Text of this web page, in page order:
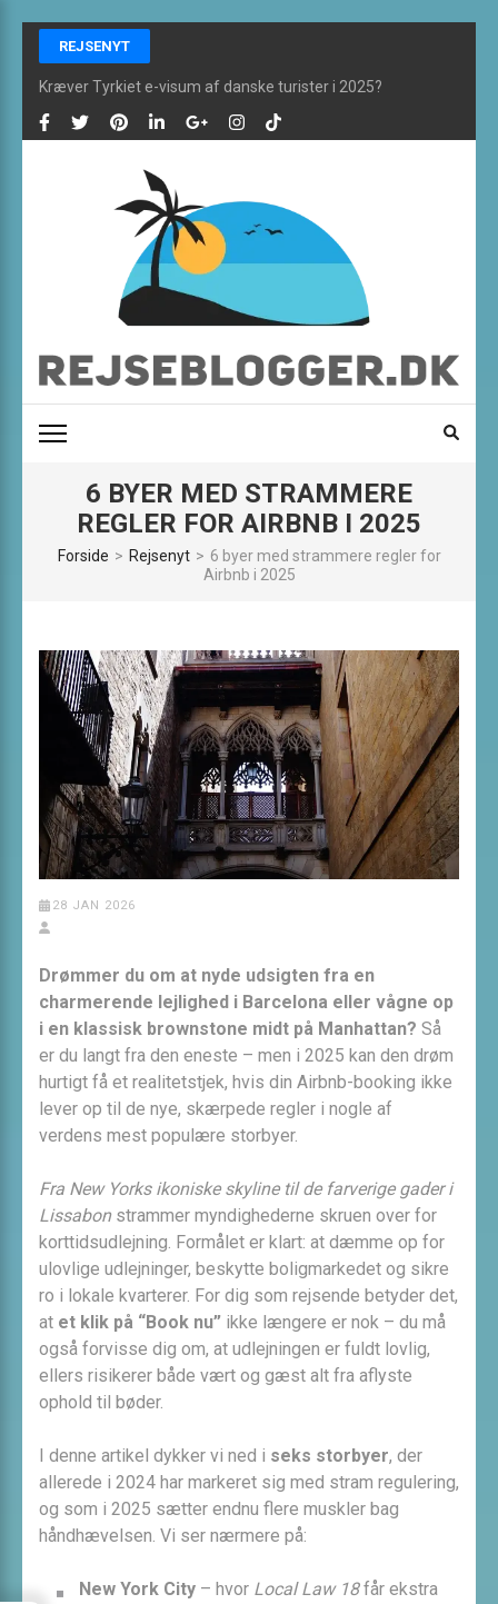
Skip
content
(Press
Enter)
REJSENYT
Kræver Tyrkiet e-visum af danske turister i 2025?
REJSEBLOGGER ONLINE
6 BYER MED STRAMMERE
REGLER FOR AIRBNB I 2025
Forside > Rejsenyt > 6 byer med strammere regler for
Airbnb i 2025
28 JAN 2026
Drømmer du om at nyde udsigten fra en
charmerende lejlighed i Barcelona eller vågne op
i en klassisk brownstone midt på Manhattan? Så
er du langt fra den eneste – men i 2025 kan den drøm
hurtigt få et realitetstjek, hvis din Airbnb-booking ikke
lever op til de nye, skærpede regler i nogle af
verdens mest populære storbyer.
Fra New Yorks ikoniske skyline til de farverige gader i
Lissabonstrammer myndighederne skruen over for
korttidsudlejning. Formålet er klart: at dæmme op for
ulovlige udlejninger, beskytte boligmarkedet og sikre
ro i lokale kvarterer. For dig som rejsende betyder det,
at et klik på “Book nu” ikke længere er nok – du må
også forvisse dig om, at udlejningen er fuldt lovlig,
ellers risikerer både vært og gæst alt fra aflyste
ophold til bøder.
I denne artikel dykker vi ned i seks storbyer, der
allerede i 2024 har markeret sig med stram regulering,
og som i 2025 sætter endnu flere muskler bag
håndhævelsen. Vi ser nærmere på:
New York City – hvor Local Law 18får ekstra